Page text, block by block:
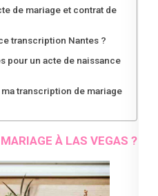
de mariage et contrat de
transcription Nantes ?
pour un acte de naissance
transcription de mariage
À LAS VEGAS ?